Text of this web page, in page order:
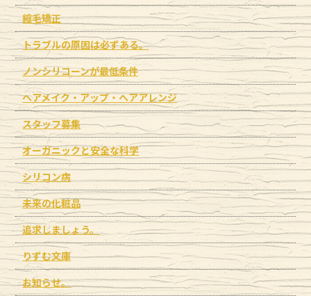
縮毛矯正
トラブルの原因は必ずある。
ノンシリコーンが最低条件
ヘアメイク・アップ・ヘアアレンジ
スタッフ募集
オーガニックと安全な科学
シリコン病
未来の化粧品
追求しましょう。
りずむ文庫
お知らせ。